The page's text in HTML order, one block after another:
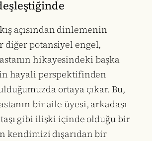
açısından dinlemenin
diğer potansiyel engel,
hikayesindeki başka
hayali perspektifinden
ortaya çıkar. Bu,
bir aile üyesi, arkadaşı
gibi ilişki içinde olduğu bir
kendimizi dışarıdan bir